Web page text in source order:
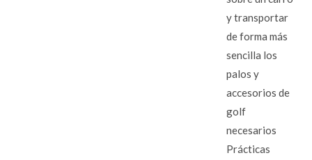
y transportar
de forma más
sencilla los
palos y
accesorios de
golf
necesarios
Prácticas